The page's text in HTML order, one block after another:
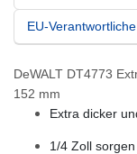
EU-
DeWALT DT4773
152 mm
Extra dicker
1/4 Zoll